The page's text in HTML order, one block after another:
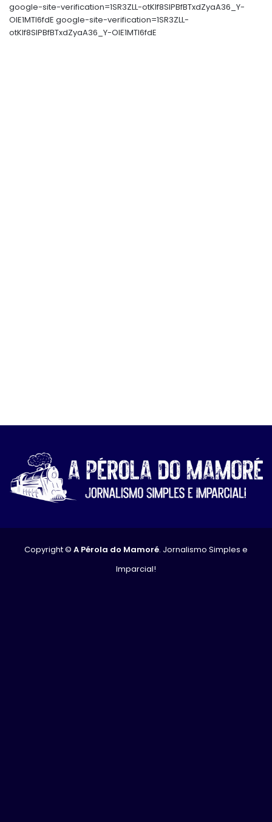
google-site-verification=1SR3ZLL-otKIf8SlPBfBTxdZyaA36_Y-
OIE1MTl6fdE google-site-verification=1SR3ZLL-
otKIf8SlPBfBTxdZyaA36_Y-OIE1MTl6fdE
Copyright © A Pérola do Mamoré. Jornalismo Simples e
Imparcial!